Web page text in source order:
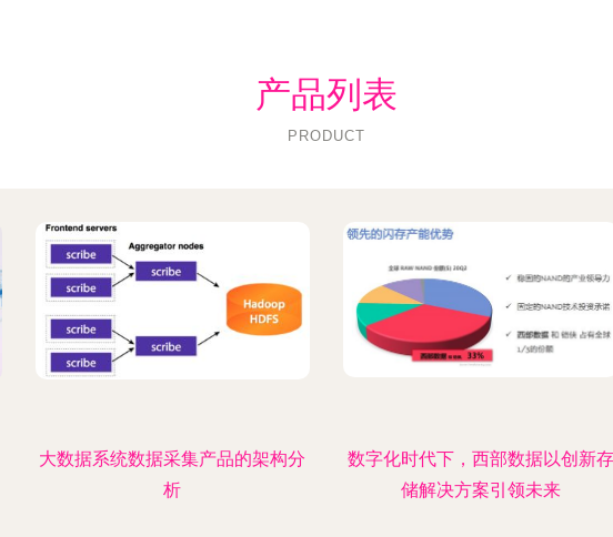
产品列表
PRODUCT
大数据系统数据采集产品的架构分
析
数字化时代下，西部数据以创新存
储解决方案引领未来